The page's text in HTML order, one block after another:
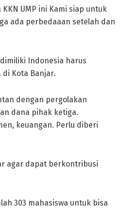
UMP ini Kami siap untuk
ada perbedaaan setelah dan
Indonesia harus
di Kota Banjar.
dengan pergolakan
dana pihak ketiga.
keuangan. Perlu diberi
agar dapat berkontribusi
303 mahasiswa untuk bisa